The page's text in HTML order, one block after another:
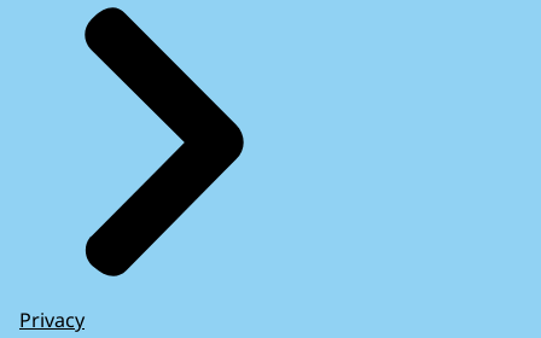
Privacy